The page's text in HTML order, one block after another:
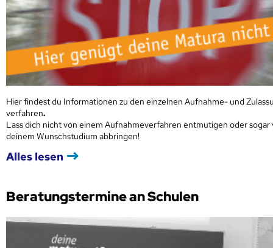
Hier findest du Informationen zu den einzelnen Aufnahme- und
verfahren.
Lass dich nicht von einem Aufnahmeverfahren entmutigen oder sogar
deinem Wunschstudium abbringen!
Alles lesen
Beratungstermine an Schulen